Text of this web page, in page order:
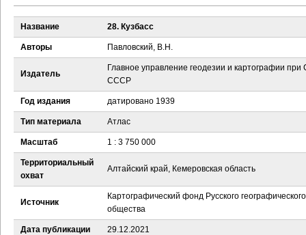
В
ы
д
е
с
ь
Название 28. Кузбасс
Авторы Павловский, В.Н.
Издатель
Главное управление геодезии и картографии при
СССР
Год издания датировано 1939
Тип материала Атлас
Масштаб 1 : 3 750 000
Территориальный
охват
Алтайский край, Кемеровская область
Источник
Картографический фонд Русского географического
общества
Дата публикации 29.12.2021